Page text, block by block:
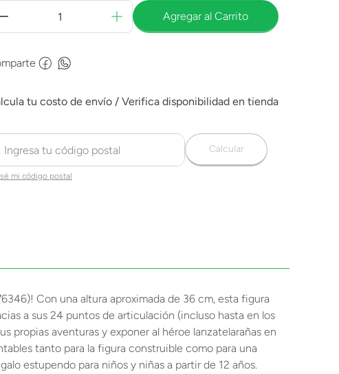
Agregar al Carrito
mi código postal
Calcular
Con una altura aproximada de 36 cm, esta figura
a sus 24 puntos de articulación (incluso hasta en los
propias aventuras y exponer al héroe lanzatelarañas en
tanto para la figura construible como para una
estupendo para niños y niñas a partir de 12 años.